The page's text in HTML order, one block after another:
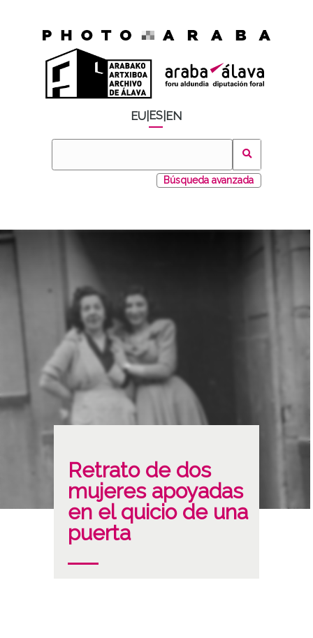
EU ES EN
Búsqueda avanzada
Retrato de dos
mujeres apoyadas
en el quicio de una
puerta